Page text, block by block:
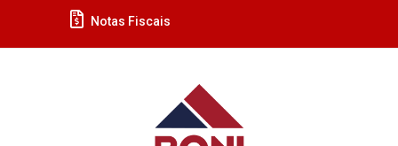
Notas Fiscais